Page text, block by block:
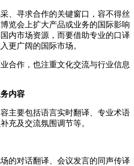
寻求合作的关键窗口，容不得丝
览会上扩大产品或业务的国际影响
内市场资源，而要借助专业的口译
更广阔的国际市场。
作，也注重文化交流与行业信息
内容
要包括语言实时翻译、专业术语
充及交流氛围调节等。
对话翻译、会议发言的同声传译